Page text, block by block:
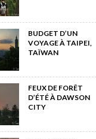
BUDGET D’UN
VOYAGE À TAIPEI,
TAÏWAN
FEUX DE FORÊT
D’ÉTÉ À DAWSON
CITY